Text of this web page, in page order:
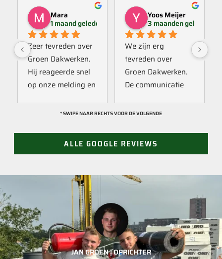
Mara
1 maand geleden
Zeer tevreden over
Groen Dakwerken.
Hij reageerde snel
op onze melding en
een collega kijken
Omdat een
definitieve reparatie
mogelijk was, heeft
noodoplossing
geplaatst zodat
verdere schade
wordt voorkomen.
Yoos Meijer
3 maanden geleden
We zijn erg
tevreden over
Groen Dakwerken.
De communicatie
met Jan, hij heeft
vak en werkt snel &
zorgvuldig. Echt
10/10!
* SWIPE NAAR RECHTS VOOR DE VOLGENDE
ALLE GOOGLE REVIEWS
JAN GROEN | OPRICHTER